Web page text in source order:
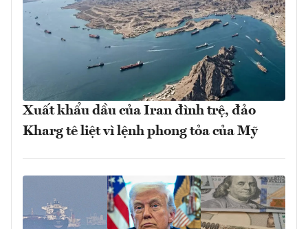
Xuất khẩu dầu của Iran đình trệ, đảo
Kharg tê liệt vì lệnh phong tỏa của Mỹ